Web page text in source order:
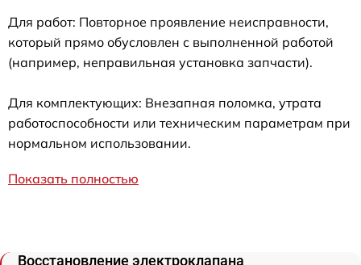
Для работ: Повторное проявление неисправности,
который прямо обусловлен с выполненной работой
(например, неправильная установка запчасти).
Для комплектующих: Внезапная поломка, утрата
работоспособности или техническим параметрам при
нормальном использовании.
Показать полностью
Восстановление электроклапана